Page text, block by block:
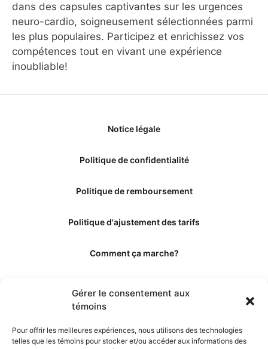
Gérer le consentement aux
témoins
Pour offrir les meilleures expériences, nous utilisons des technologies
telles que les témoins pour stocker et/ou accéder aux informations des
dans des capsules captivantes sur les urgences
neuro-cardio, soigneusement sélectionnées parmi
les plus populaires. Participez et enrichissez vos
compétences tout en vivant une expérience
inoubliable!
Notice légale
Politique de confidentialité
Politique de remboursement
Politique d'ajustement des tarifs
Comment ça marche?
Les éditeurs